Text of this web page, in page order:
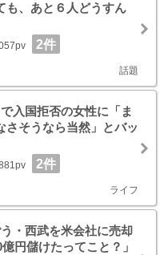
も、あと６人どうすん
2件
話題
入国拒否の女性に「ま
さそうなら当然」とバッ
2件
ライフ
・西武を米会社に売却
円儲けたってこと？」